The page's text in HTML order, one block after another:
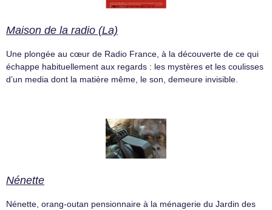
Maison de la radio (La)
Une plongée au cœur de Radio France, à la découverte de ce qui
échappe habituellement aux regards : les mystères et les coulisses
d’un media dont la matière même, le son, demeure invisible.
Nénette
Nénette, orang-outan pensionnaire à la ménagerie du Jardin des